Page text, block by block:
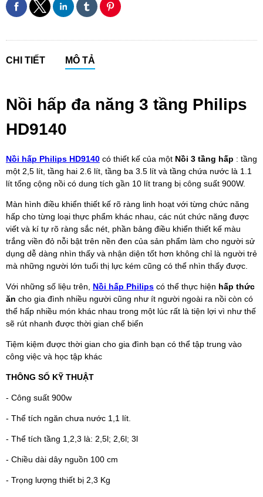
CHI TIẾT MÔ TẢ
Nồi hấp đa năng 3 tầng Philips
HD9140
Nồi hấp Philips HD9140 có thiết kế của một Nồi 3 tầng hấp : tầng
một 2,5 lít, tầng hai 2.6 lít, tầng ba 3.5 lít và tầng chứa nước là 1.1
lít tổng cộng nồi có dung tích gần 10 lít trang bị công suất 900W.
Màn hình điều khiển thiết kế rõ ràng linh hoạt với từng chức năng
hấp cho từng loại thực phẩm khác nhau, các nút chức năng được
viết và kí tự rõ ràng sắc nét, phần bảng điều khiển thiết kế màu
trắng viền đỏ nỗi bật trên nền đen của sản phẩm làm cho người sử
dụng dễ dàng nhìn thấy và nhận diện tốt hơn không chỉ là người trẻ
mà những người lớn tuổi thị lực kém cũng có thể nhìn thấy được.
Với những số liệu trên, Nồi hấp Philips có thể thực hiện hấp thức
ăn cho gia đình nhiều người cũng như ít người ngoài ra nồi còn có
thể hấp nhiều món khác nhau trong một lúc rất là tiện lợi vì như thế
sẽ rút nhanh được thời gian chế biến
Tiệm kiệm được thời gian cho gia đình bạn có thể tập trung vào
công việc và học tập khác
THÔNG SỐ KỸ THUẬT
- Công suất 900w
- Thể tích ngăn chưa nước 1,1 lít.
- Thể tích tầng 1,2,3 là: 2,5l; 2,6l; 3l
- Chiều dài dây nguồn 100 cm
- Trọng lượng thiết bị 2,3 Kg